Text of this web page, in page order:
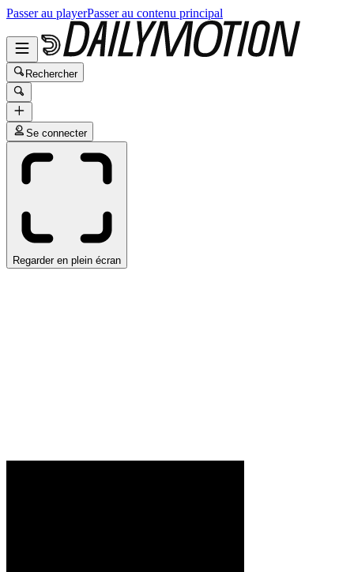
Passer au playerPasser au contenu principal
Rechercher
Se connecter
Regarder en plein écran